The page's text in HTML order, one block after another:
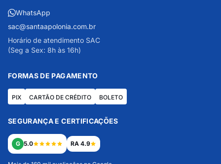
WhatsApp
sac@santaapolonia.com.br
Horário de atendimento SAC
(Seg a Sex: 8h às 16h)
FORMAS DE PAGAMENTO
PIX CARTÃO DE CRÉDITO BOLETO
SEGURANÇA E CERTIFICAÇÕES
G 5.0 RA 4.9